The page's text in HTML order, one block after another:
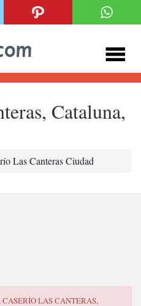
Cataluna,
Las Canteras Ciudad
CASERÍO LAS CANTERAS,